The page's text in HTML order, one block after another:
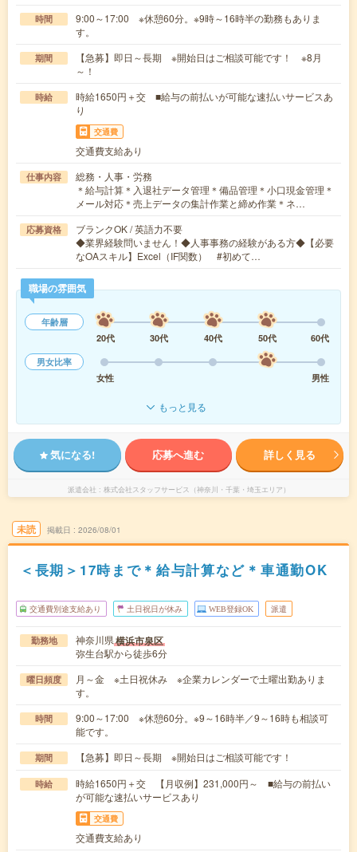
時間
9:00～17:00 ※休憩60分。※9時～16時半の勤務もありま
す。
期間
【急募】即日～長期 ※開始日はご相談可能です！ ※8月
～！
時給
時給1650円＋交 ■給与の前払いが可能な速払いサービスあ
り
交通費
交通費支給あり
仕事内容
総務・人事・労務
＊給与計算＊入退社データ管理＊備品管理＊小口現金管理＊
メール対応＊売上データの集計作業と締め作業＊ネ…
応募資格
ブランクOK / 英語力不要
◆業界経験問いません！◆人事事務の経験がある方◆【必要
なOAスキル】Excel（IF関数） #初めて…
職場の雰囲気
年齢層
20代
30代 40代 50代
60代
男女比率
女性
男性
もっと見る
気になる! 応募へ進む 詳しく見る
派遣会社 株式会社スタッフサービス（神奈川・千葉・埼玉エリア）
未読 掲載日 2026/08/01
＜長期＞17時まで＊給与計算など＊車通勤OK
交通費別途支給あり 土日祝日が休み WEB登録OK 派遣
勤務地 神奈川県横浜市泉区
弥生台駅から徒歩6分
曜日頻度
月～金 ※土日祝休み ※企業カレンダーで土曜出勤ありま
す。
時間
9:00～17:00 ※休憩60分。※9～16時半／9～16時も相談可
能です。
期間 【急募】即日～長期 ※開始日はご相談可能です！
時給
時給1650円＋交 【月収例】231,000円～ ■給与の前払い
が可能な速払いサービスあり
交通費
交通費支給あり